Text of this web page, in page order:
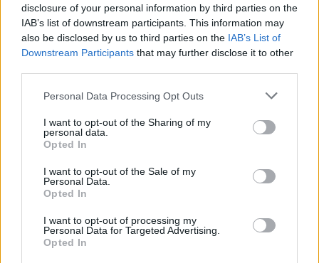
disclosure of your personal information by third parties on the
IAB’s list of downstream participants. This information may
also be disclosed by us to third parties on the IAB’s List of
Downstream Participants that may further disclose it to other
Please note that this website/app uses one or more Google
not limited to your visit or usage behaviour. You may click to
grant or deny consent to Google and its third-party tags to
use your data for below specified purposes in below Google
consent section.
Personal Data Processing Opt Outs
I want to opt-out of the Sharing of my
personal data.
Opted In
I want to opt-out of the Sale of my
Personal Data.
Opted In
I want to opt-out of processing my
Personal Data for Targeted Advertising.
Opted In
σύμφωνα με τον κινεζικό κύκλο μετρήσεων.